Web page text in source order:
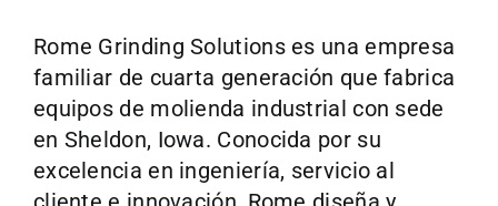
Rome Grinding Solutions es una empresa
familiar de cuarta generación que fabrica
equipos de molienda industrial con sede
en Sheldon, Iowa. Conocida por su
excelencia en ingeniería, servicio al